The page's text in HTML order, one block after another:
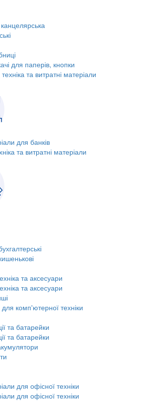
канцелярська
для паперів, кнопки
техніка та витратні матеріали
для банків
та витратні матеріали
та аксесуари
та аксесуари
для комп'ютерної техніки
та батарейки
та батарейки
для офісної техніки
для офісної техніки